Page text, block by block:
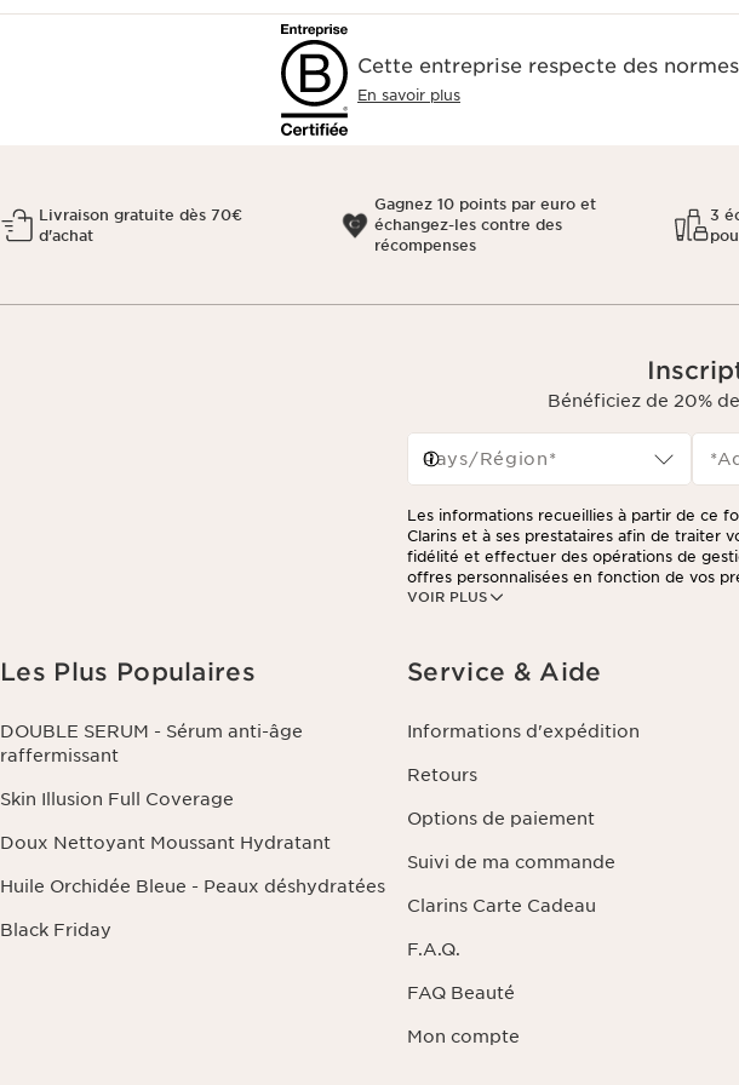
Cette entreprise respecte des
En savoir plus
Livraison gratuite dès 70€
d'achat
Gagnez 10 points par euro et
échangez-les contre des
récompenses
3
Bénéficiez de 20%
Pays/Région*
VOIR PLUS
Les informations recueillies à partir de ce
Clarins et à ses prestataires afin de traiter
fidélité et effectuer des opérations de
offres personnalisées en fonction de vos
consulter notre politique de respect de la
Les Plus Populaires
DOUBLE SERUM - Sérum anti-âge
raffermissant
Skin Illusion Full Coverage
Doux Nettoyant Moussant Hydratant
Huile Orchidée Bleue - Peaux déshydratées
Black Friday
Service & Aide
Informations d'expédition
Retours
Options de paiement
Suivi de ma commande
Clarins Carte Cadeau
F.A.Q.
FAQ Beauté
Mon compte